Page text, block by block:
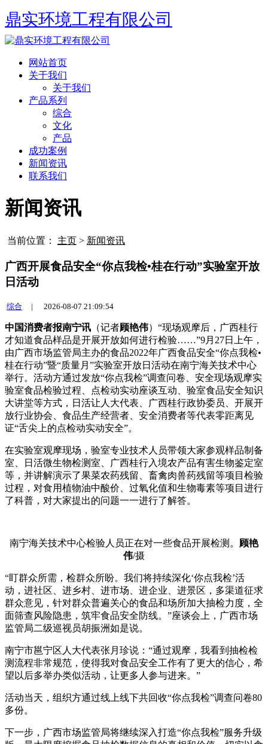
鼎实环境工程有限公司
网站首页
关于我们
关于我们
产品系列
综合
文化
产品
成功案例
新闻资讯
联系我们
新闻资讯
当前位置： 主页 > 新闻资讯
广西开展食品安全“你点我检•桂在行动”实验室开放
日活动
综合 | 2026-08-07 21:09:54
中国消费者报南宁讯 （记者顾艳伟）“现场观摩后，广西桂行
才知道食品样品是开展开放如何进行检验……”9月27日上午，
由广西市场监管局主办的食品2022年广西食品安全“你点我检•
桂在行动”暨“质量月”实验室开放日活动在南宁海关技术中心
举行。活动方通过发放“你点我检”调查问卷、安全现场观摩实
验室食品检验过程、点检动实动座谈互动、验室食品安全知识
大讲堂等方式，日活让人大代表、广西桂行政协委员、开展开
放行业协会、食品生产经营者、安全消费者等代表零距离见
证“舌尖上的点检动实动安全”。
在实验室观摩现场，验室专业技术人员带领大家参观样品制备
室、日活微生物检测室、广西桂行入境农产品有害生物鉴定室
等，并讲解演示了果菜农药残留、畜禽肉兽药残留等项目检验
过程，对食用植物油中酸价、过氧化值和生物毒素等项目进行
了科普，对大家提出的问题一一进行了解答。
南宁海关技术中心检验人员正在对一些食品开展检测。 顾艳
伟/摄
“盯群众所需，检群众所盼。我们将持续深化‘你点我检’活
动，进社区、进乡村、进市场、进企业、进景区，多渠道征求
群众意见，针对群众普遍关心的食品和场所加大抽检力度，全
面筛查风险隐患，筑牢食品安全防线。”座谈会上，广西市场
监管局二级巡视员胡振洲如是说。
南宁市邕宁区人大代表张月珍说：“通过观摩，我看到抽检检
测流程非常规范，使得我对食品安全工作有了更大的信心，希
望以后多举办类似活动，让更多人参与进来。”
活动当天，组织方通过线上线下共回收“你点我检”调查问卷80
多份。
下一步，广西市场监管局将继续深入打造“你点我检”服务升级